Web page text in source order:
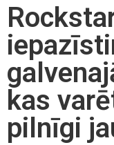
kas
pilnīgi